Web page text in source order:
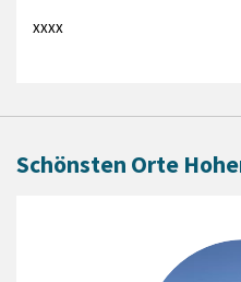
xxxx
Schönsten Orte